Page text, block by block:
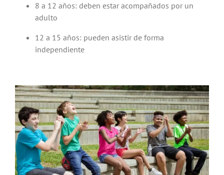
8 a 12 años: deben estar acompañados por un
adulto
12 a 15 años: pueden asistir de forma
independiente